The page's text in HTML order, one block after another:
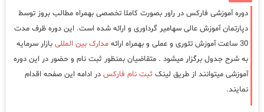
دوره آموزشی فارکس در راور بصورت کاملا تخصصی بهمراه مطالب بروز توسط
دپارتمان آموزش عالی سهامیر گرداوری و ارائه شده است. این دوره ظرف مدت
30 ساعت آموزش تئوری و عملی و بهمراه ارائه
مدارک بین المللی بازار سرمایه
به شرح جدول برگزار میشود . متقاضیان بمنظور ثبت نام و حضور در این دوره
آموزشی میتوانند از طریق لینک ثبت نام فارکس در ادامه این صفحه اقدام
نمایند.